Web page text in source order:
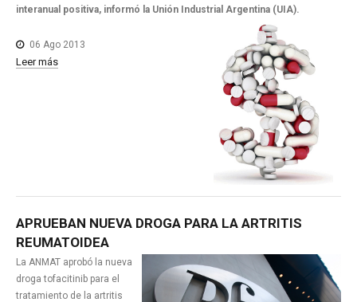
interanual positiva, informó la Unión Industrial Argentina (UIA).
06 Ago 2013
Leer más
APRUEBAN NUEVA DROGA PARA LA ARTRITIS
REUMATOIDEA
La ANMAT aprobó la nueva
droga tofacitinib para el
tratamiento de la artritis